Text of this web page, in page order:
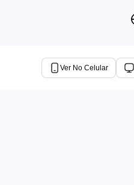
Ver No Celular